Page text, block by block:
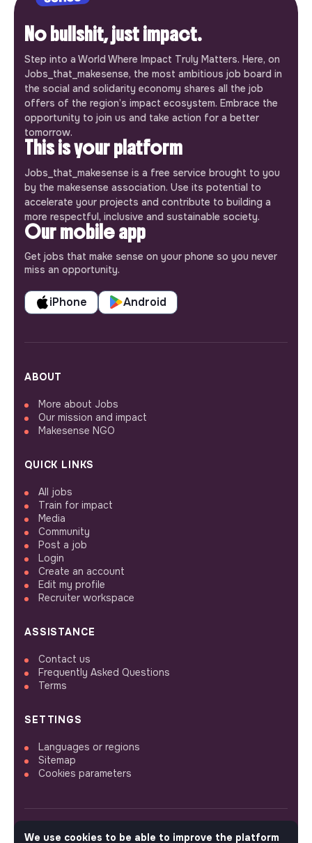
No bullshit, just impact.
Step into a World Where Impact Truly Matters. Here, on
Jobs_that_makesense, the most ambitious job board in
the social and solidarity economy shares all the job
offers of the region’s impact ecosystem. Embrace the
opportunity to join us and take action for a better
tomorrow.
This is your platform
Jobs_that_makesense is a free service brought to you
by the makesense association. Use its potential to
accelerate your projects and contribute to building a
more respectful, inclusive and sustainable society.
Our mobile app
Get jobs that make sense on your phone so you never
miss an opportunity.
iPhone Android
ABOUT
More about Jobs
Our mission and impact
Makesense NGO
QUICK LINKS
All jobs
Train for impact
Media
Community
Post a job
Login
Create an account
Edit my profile
Recruiter workspace
ASSISTANCE
Contact us
Frequently Asked Questions
Terms
SETTINGS
Languages or regions
Sitemap
Cookies parameters
We use cookies to be able to improve the platform